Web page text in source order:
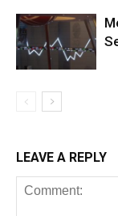
LEAVE A REPLY